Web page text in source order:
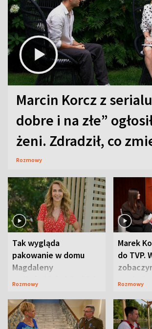
Marcin Korcz z
dobre i na złe”
żeni. Zdradził, co
Rozmowy
Tak wygląda
pakowanie w domu
Magdaleny
Waligórskiej-Lisieckiej.
Rozmowy
Marek
do TVP.
Maciusiu I”
Rozmowy